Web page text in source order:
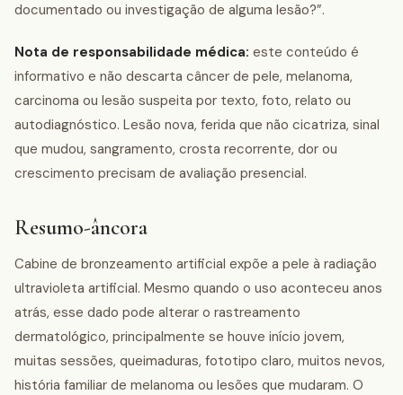
documentado ou investigação de alguma lesão?”.
Nota de responsabilidade médica: este conteúdo é
informativo e não descarta câncer de pele, melanoma,
carcinoma ou lesão suspeita por texto, foto, relato ou
autodiagnóstico. Lesão nova, ferida que não cicatriza, sinal
que mudou, sangramento, crosta recorrente, dor ou
crescimento precisam de avaliação presencial.
Resumo-âncora
Cabine de bronzeamento artificial expõe a pele à radiação
ultravioleta artificial. Mesmo quando o uso aconteceu anos
atrás, esse dado pode alterar o rastreamento
dermatológico, principalmente se houve início jovem,
muitas sessões, queimaduras, fototipo claro, muitos nevos,
história familiar de melanoma ou lesões que mudaram. O